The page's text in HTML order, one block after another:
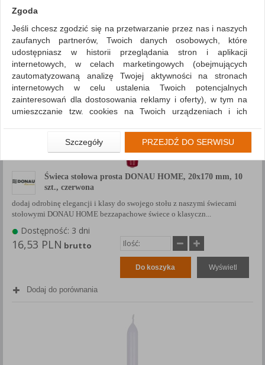
Pokaż
1 2 ... 10
Świeca stołowa prosta DONAU HOME, 20x170 mm, 10
szt., czerwona
dodaj odrobinę elegancji i klasy do swojego stołu z naszymi świecami
stołowymi DONAU HOME bezzapachowe świece o klasyczn...
Dostępność: 3 dni
16,53 PLN brutto
Do koszyka Wyświetl
Dodaj do porównania
Zgoda
Jeśli chcesz zgodzić się na przetwarzanie przez nas i naszych
zaufanych partnerów, Twoich danych osobowych, które
udostępniasz w historii przeglądania stron i aplikacji
internetowych, w celach marketingowych (obejmujących
zautomatyzowaną analizę Twojej aktywności na stronach
internetowych w celu ustalenia Twoich potencjalnych
zainteresowań dla dostosowania reklamy i oferty), w tym na
umieszczanie tzw. cookies na Twoich urządzeniach i ich
Jeśli nie chcesz wyrazić zgody lub ograniczyć jej zakres, kliknij
„Szczegóły”, gdzie znajdziesz wszelkie informacje o tym jak to
zrobić . Te same informacje znajdziesz także na podstronie z
naszą polityką prywatności obowiązującą od 25 maja 2018.
W przypadku użytkowników zalogowanych, aby umożliwić
prawidłową realizację Umowy z Państwem i związane z tym
prawidłowe działanie naszej strony www, a w szczególności
np. wysłanie potwierdzenia zamówienia na Państwa email lub
wyświetlenie Państwu prawidłowych informacji o promocjach
czy cenach indywidualnych, ważna jest Państwa wcześniejsza
zgoda której udzieliliście podczas zakładania konta.
momencie wycofać.
Klauzula Informacyjna (rozwiń)
Szczegóły PRZEJDŹ DO SERWISU